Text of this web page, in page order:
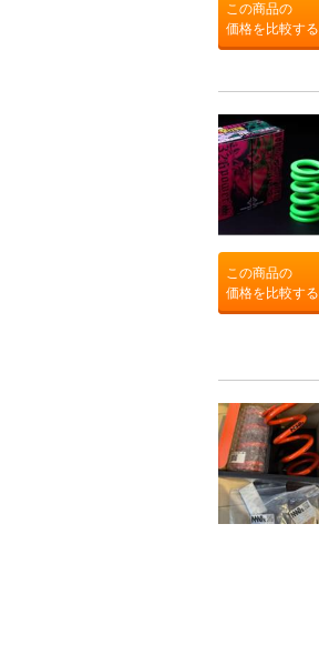
この商品の
価格を比較する
この商品の
価格を比較する